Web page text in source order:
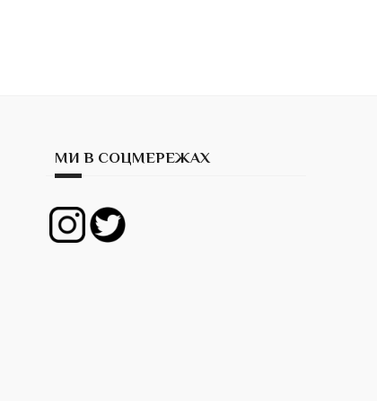
МИ В СОЦМЕРЕЖАХ